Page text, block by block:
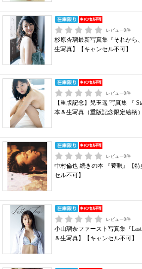
レビュー0件
杉原杏璃最新写真集『それから
生写真】【キャンセル不可】
レビュー0件
【重版記念】兒玉遥 写真集 『
本＆生写真（重版記念限定絵柄
レビュー0件
中村倫也 続きの本 『蓑唄』【
セル不可】
レビュー0件
小山璃奈ファースト写真集『
＆生写真】【キャンセル不可】